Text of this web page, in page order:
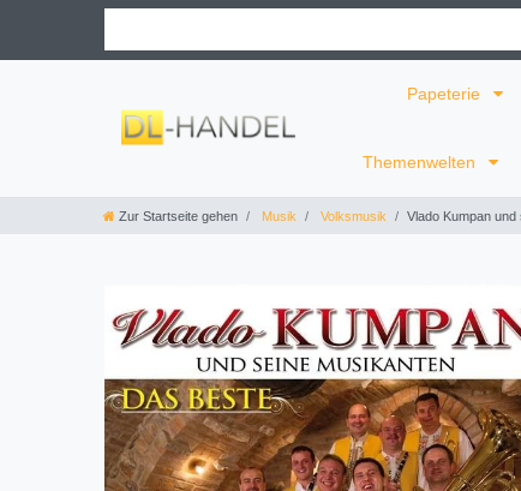
Papeterie
Themenwelten
Zur Startseite gehen Musik Volksmusik Vlado Kumpan